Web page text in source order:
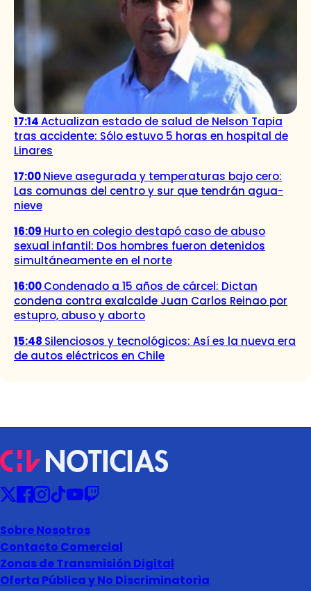
17:14Actualizan estado de salud de Nelson Tapia
tras accidente: Sólo estuvo 5 horas en hospital de
Linares
17:00Nieve asegurada y temperaturas bajo cero:
Las comunas del centro y sur que tendrán agua-
nieve
16:09 Hurto en colegio destapó caso de abuso
sexual infantil: Dos hombres fueron detenidos
simultáneamente en el norte
16:00Condenado a 15 años de cárcel: Dictan
condena contra exalcalde Juan Carlos Reinao por
estupro, abuso y aborto
15:48 Silenciosos y tecnológicos: Así es la nueva era
de autos eléctricos en Chile
Sobre Nosotros
Contacto Comercial
Zonas de Transmisión Digital
Oferta Pública y No Discriminatoria